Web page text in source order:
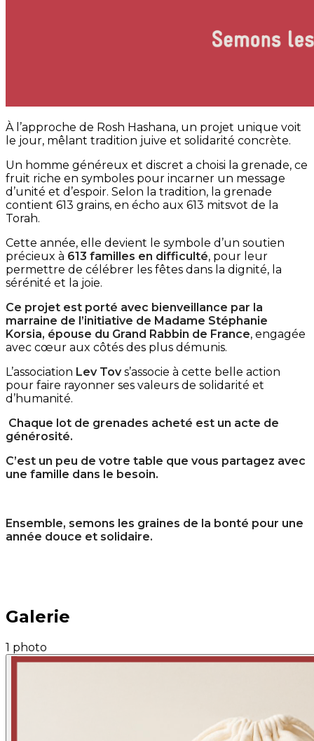
À l’approche de Rosh Hashana, un projet unique voit
le jour, mêlant tradition juive et solidarité concrète.
Un homme généreux et discret a choisi la grenade, ce
fruit riche en symboles pour incarner un message
d’unité et d’espoir. Selon la tradition, la grenade
contient 613 grains, en écho aux 613 mitsvot de la
Torah.
Cette année, elle devient le symbole d’un soutien
précieux à 613 familles en difficulté, pour leur
permettre de célébrer les fêtes dans la dignité, la
sérénité et la joie.
Ce projet est porté avec bienveillance par la
marraine de l’initiative de Madame Stéphanie
Korsia, épouse du Grand Rabbin de France, engagée
avec cœur aux côtés des plus démunis.
L’association Lev Tovs’associe à cette belle action
pour faire rayonner ses valeurs de solidarité et
d’humanité.
Chaque lot de grenades acheté est un acte de
générosité.
C’est un peu de votre table que vous partagez avec
une famille dans le besoin.
Ensemble, semons les graines de la bonté pour une
année douce et solidaire.
Galerie
1 photo